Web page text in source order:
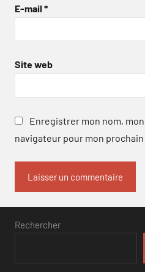
E-mail *
Site web
Enregistrer mon nom,
navigateur pour mon
Rechercher